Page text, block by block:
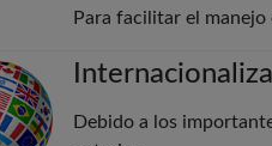
Para facilitar el
Debido a los